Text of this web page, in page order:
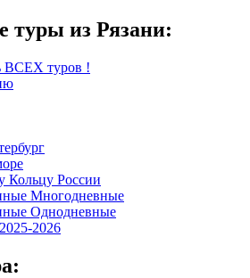
туры из Рязани:
ВСЕХ туров !
Кольцу России
Многодневные
Однодневные
2026